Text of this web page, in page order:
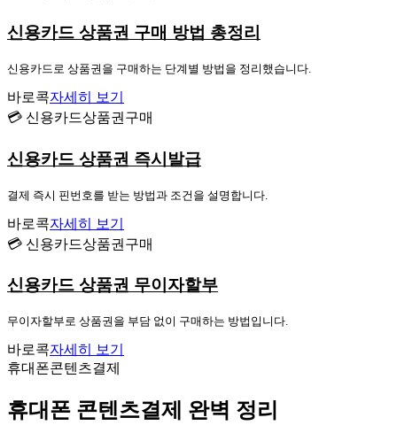
신용카드 상품권 구매 방법 총정리
신용카드로 상품권을 구매하는 단계별 방법을 정리했습니다.
바로콕자세히 보기
💳 신용카드상품권구매
신용카드 상품권 즉시발급
결제 즉시 핀번호를 받는 방법과 조건을 설명합니다.
바로콕자세히 보기
💳 신용카드상품권구매
신용카드 상품권 무이자할부
무이자할부로 상품권을 부담 없이 구매하는 방법입니다.
바로콕자세히 보기
휴대폰콘텐츠결제
휴대폰 콘텐츠결제 완벽 정리